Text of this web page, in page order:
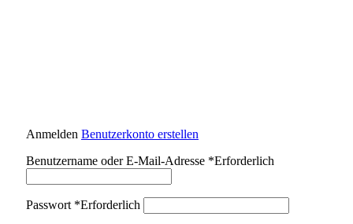
Anmelden Benutzerkonto erstellen
Benutzername oder E-Mail-Adresse *Erforderlich
Passwort *Erforderlich